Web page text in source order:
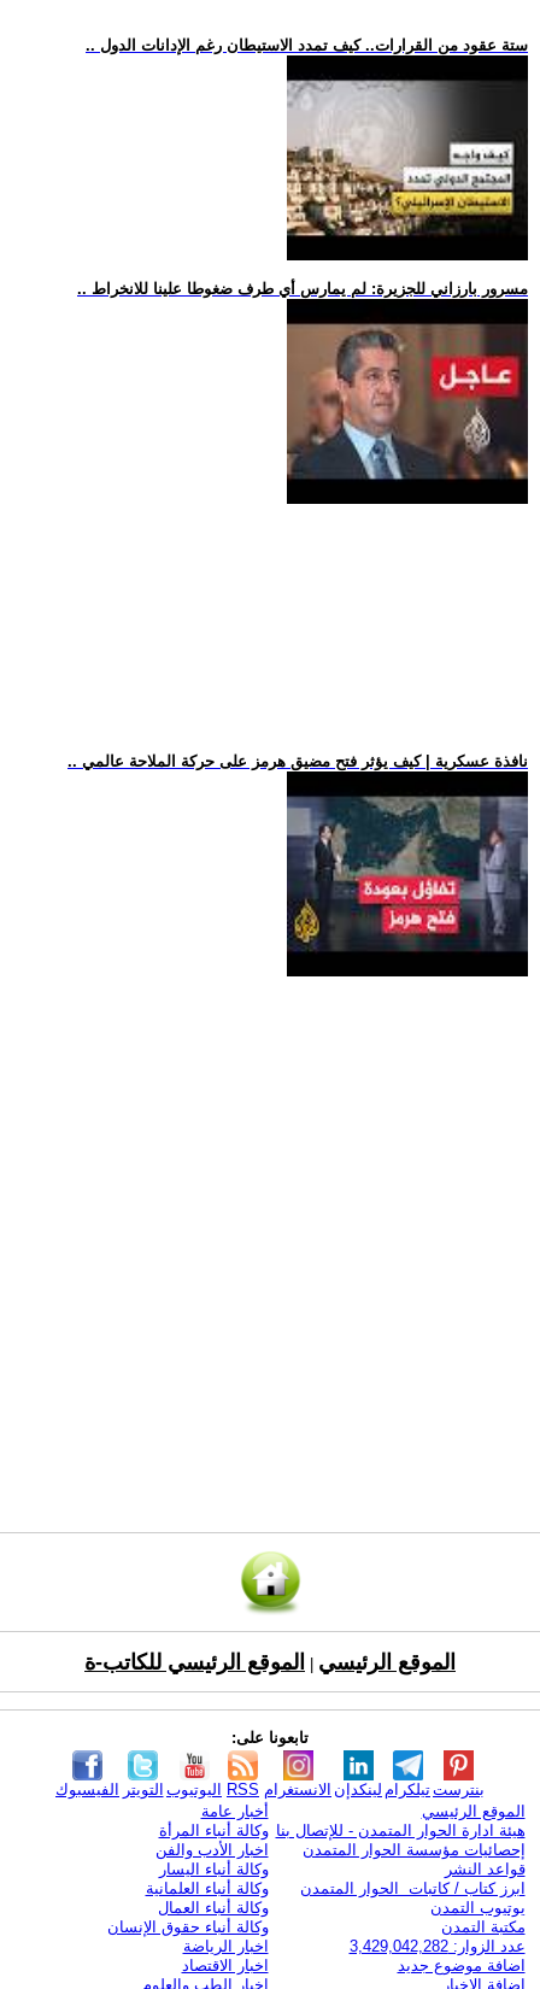
.. ستة عقود من القرارات.. كيف تمدد الاستيطان رغم الإدانات الدول
.. مسرور بارزاني للجزيرة: لم يمارس أي طرف ضغوطا علينا للانخراط
.. نافذة عسكرية | كيف يؤثر فتح مضيق هرمز على حركة الملاحة عالمي
الموقع الرئيسي الموقع الرئيسي للكاتب-ة
تابعونا على:
الفيسبوك التويتر اليوتيوب RSS الانستغرام لينكدإن تيلكرامبنترست
الموقع الرئيسي
هيئة ادارة الحوار المتمدن - للإتصال بنا
إحصائيات مؤسسة الحوار المتمدن
قواعد النشر
ابرز كتاب / كاتبات الحوار المتمدن
يوتيوب التمدن
مكتبة التمدن
عدد الزوار: 3,429,042,282
اضافة موضوع جديد
اضافة الاخبار
أخبار عامة
وكالة أنباء المرأة
اخبار الأدب والفن
وكالة أنباء اليسار
وكالة أنباء العلمانية
وكالة أنباء العمال
وكالة أنباء حقوق الإنسان
اخبار الرياضة
اخبار الاقتصاد
اخبار الطب والعلوم